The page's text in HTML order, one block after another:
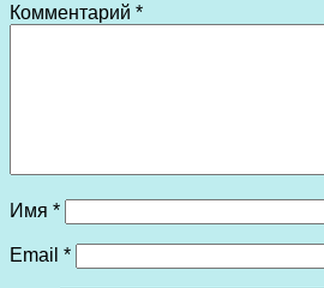
Комментарий *
Имя *
Email *